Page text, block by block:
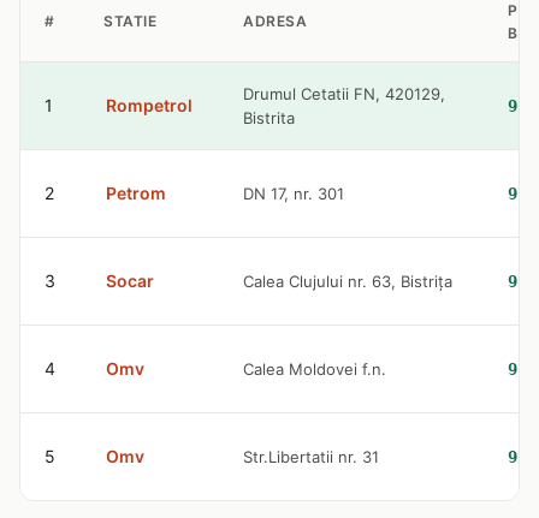
# STATIE ADRESA
1 Rompetrol
Drumul Cetatii FN, 420129,
Bistrita
2 Petrom DN 17, nr. 301
3 Socar Calea Clujului nr. 63, Bistriţa
4 Omv Calea Moldovei f.n.
5 Omv Str.Libertatii nr. 31